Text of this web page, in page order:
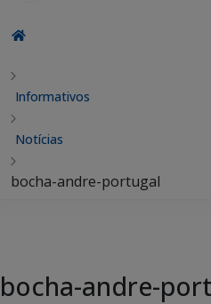
Informativos
Notícias
bocha-andre-portugal
bocha-andre-